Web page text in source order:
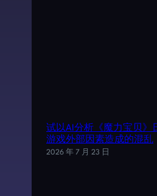
试以AI分析《魔力宝贝》
游戏外部因素造成的混乱
2026 年 7 月 23 日